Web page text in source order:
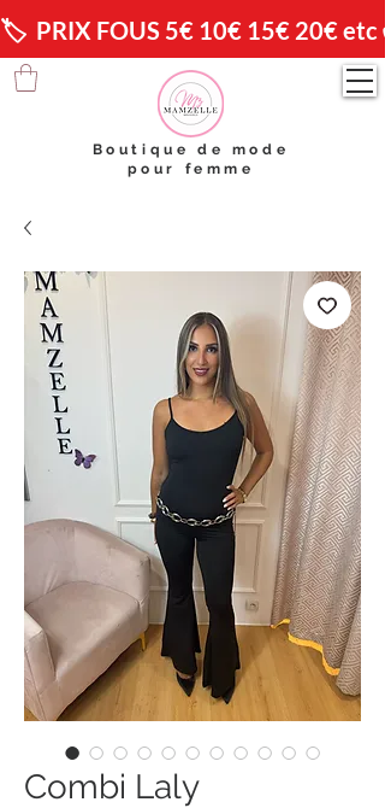
🏷️  PRIX FOUS 5€ 10€ 15€ 20€ etc
Boutique de mode
pour femme
Combi Laly